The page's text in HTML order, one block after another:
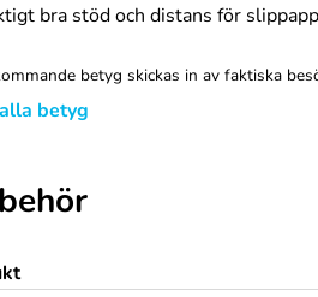
bra stöd och distans för
betyg skickas in av faktiska
betyg